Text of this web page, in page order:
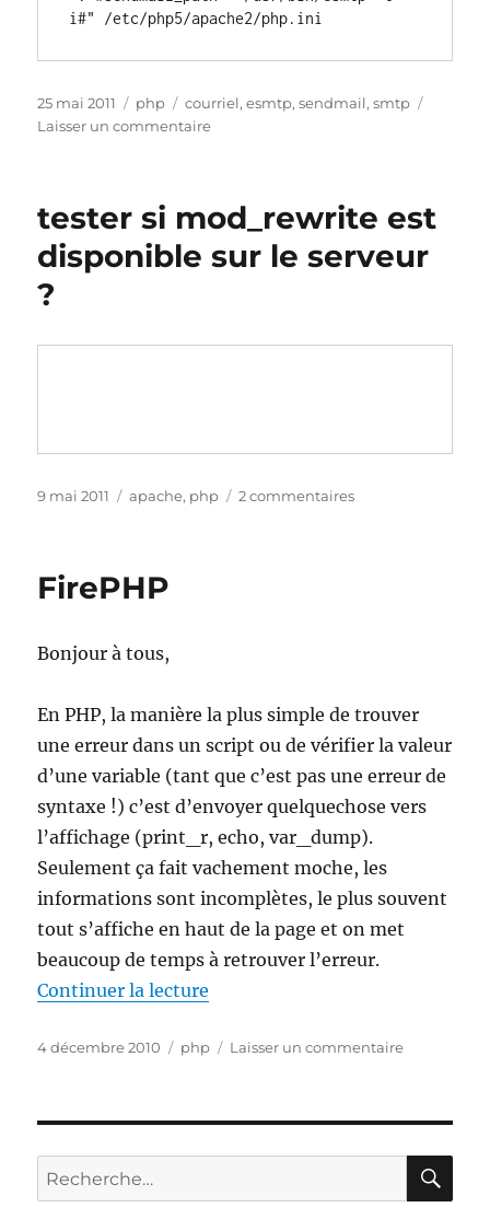
i#" /etc/php5/apache2/php.ini
Publié
le
25 mai 2011 Catégories
php Étiquettes
courriel,esmtp,sendmail,smtp
Laisser un commentairesur
mail
linux
tester si mod_rewrite est
disponible sur le serveur
?
Publié
9 mai 2011 Catégories
apache, php 2 commentairessur
FirePHP
Bonjour à tous,
En PHP, la manière la plus simple de trouver
une erreur dans un script ou de vérifier la valeur
d’une variable (tant que c’est pas une erreur de
syntaxe !) c’est d’envoyer quelquechose vers
l’affichage (print_r, echo, var_dump).
Seulement ça fait vachement moche, les
informations sont incomplètes, le plus souvent
tout s’affiche en haut de la page et on met
beaucoup de temps à retrouver l’erreur.
Continuer la lecture
Publié
4 décembre 2010 Catégories
php Laisser un commentairesur
Recherche
pour :